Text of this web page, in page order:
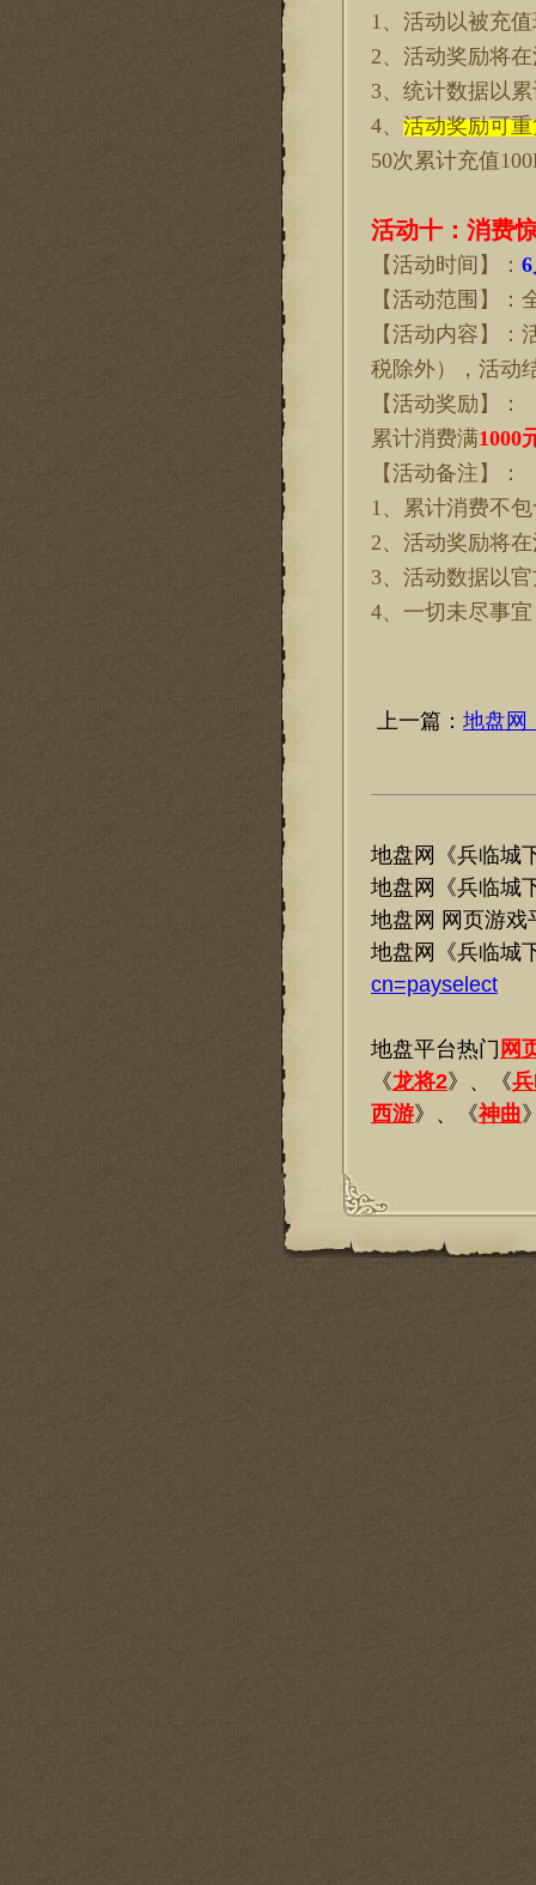
1、活动以被充
2、活动奖励将
3、统计数据以
4、 活动奖励可
50次累计充值
活动十：消费
【活动时间】： 6
【活动范围】：
【活动内容】：
税除外），活动
【活动奖励】：
累计消费满1000
【活动备注】：
1、累计消费不
2、活动奖励将
3、活动数据以
4、一切未尽事
上一篇： 地盘网
地盘网《兵临城
地盘网《兵临城
地盘网 网页游戏
地盘网《兵临城
cn=payselect
地盘平台热门 网
《龙将2》、《
西游》、《神曲